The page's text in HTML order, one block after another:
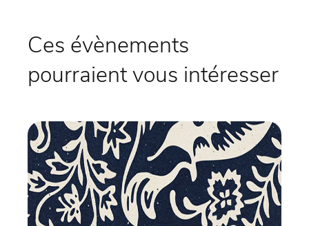
Ces évènements
pourraient vous intéresser